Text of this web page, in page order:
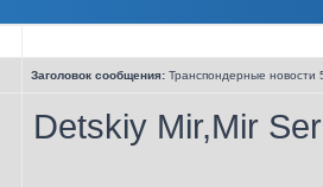
Заголовок сообщения: Транспондерные новости
Detskiy Mir,Mir